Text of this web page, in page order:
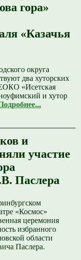
гора»
«Казачья
округа
два хуторских
«Исетская
и хутор
и
участие
Паслера
«Космос»
церемония
избранного
области
Паслера.